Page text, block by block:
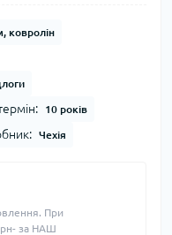
ковролін
10 років
Чехія
При
за НАШ